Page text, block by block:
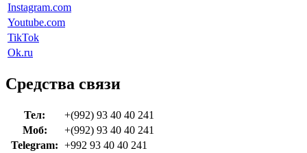
Instagram.com
Youtube.com
TikTok
Ok.ru
Средства связи
Тел:
+(992) 93 40 40 241
Моб:
+(992) 93 40 40 241
Telegram: +992 93 40 40 241